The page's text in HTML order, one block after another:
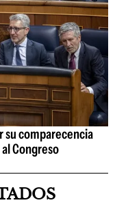
su comparecencia
Congreso